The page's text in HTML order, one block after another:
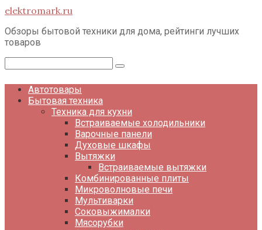
Перейти
контенту
elektromark.ru
Обзоры бытовой техники для дома, рейтинги лучших
товаров
Автотовары
Бытовая техника
Техника для кухни
Встраиваемые холодильники
Варочные панели
Духовые шкафы
Вытяжки
Встраиваемые вытяжки
Комбинированные плиты
Микроволновые печи
Мультиварки
Соковыжималки
Мясорубки